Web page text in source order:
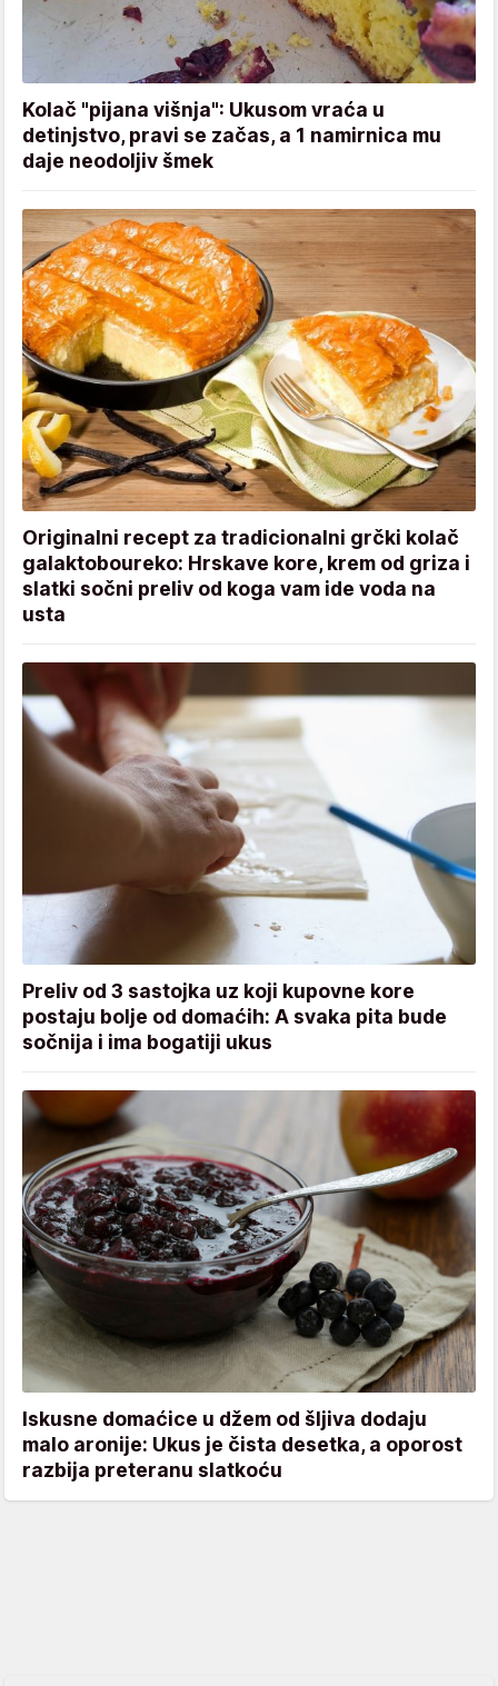
Kolač "pijana višnja": Ukusom vraća u
detinjstvo, pravi se začas, a 1 namirnica mu
daje neodoljiv šmek
Originalni recept za tradicionalni grčki kolač
galaktoboureko: Hrskave kore, krem od griza i
slatki sočni preliv od koga vam ide voda na
usta
Preliv od 3 sastojka uz koji kupovne kore
postaju bolje od domaćih: A svaka pita bude
sočnija i ima bogatiji ukus
Iskusne domaćice u džem od šljiva dodaju
malo aronije: Ukus je čista desetka, a oporost
razbija preteranu slatkoću